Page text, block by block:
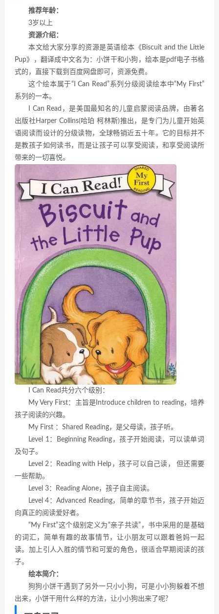
推荐年龄：
3岁以上
资源介绍：
本文给大家分享的资源是英语绘本《Biscuit and the Little
Pup》，翻译成中文名为：小饼干和小狗，绘本是pdf电子书格
式的，直接下载到百度网盘即可，资源免费。
这个绘本属于“I Can Read”系列分级阅读绘本中“My First”
系列的一本。
I Can Read，是美国最知名的儿童启蒙阅读品牌，由著名
出版社Harper Collins(哈珀 柯林斯)推出，是专门为儿童开始英
语阅读而设计的分级读物，全球畅销近五十年。它的目标并不
是教孩子如何读书，而是让孩子可以享受阅读，和享受阅读所
带来的一切喜悦。
I Can Read共分六个级别：
My Very First：主旨是Introduce children to reading，培养
孩子阅读的兴趣。
My First ：Shared Reading，是父母读，孩子听。
Level 1：Beginning Reading，孩子开始阅读，可以读单词
及句子。
Level 2：Reading with Help，孩子可以自己读， 但还需要
一些帮助。
Level 3：Reading Alone，孩子自主阅读。
Level 4：Advanced Reading，简单的章节书，孩子开始迈
向真正的阅读爱好者。
“My First”这个级别定义为“亲子共读”，书中采用的是基础
的词汇，简单有趣的故事情节，让小朋友可以跟着爸妈一起
读。加上引人入胜的情节和可爱的角色，很适合早期阅读的孩
子。
绘本简介：
狗狗小饼干遇到了另外一只小小狗，可是小小狗躲着不想
出来，小饼干用什么样的方法，让小小狗出来了呢?